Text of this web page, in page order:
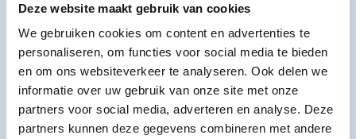
Deze website maakt gebruik van cookies
We gebruiken cookies om content en advertenties te
personaliseren, om functies voor social media te bieden
en om ons websiteverkeer te analyseren. Ook delen we
informatie over uw gebruik van onze site met onze
partners voor social media, adverteren en analyse. Deze
partners kunnen deze gegevens combineren met andere
Eenvoudig, transparant, vertrouwd.
Bekijk lease aanbod